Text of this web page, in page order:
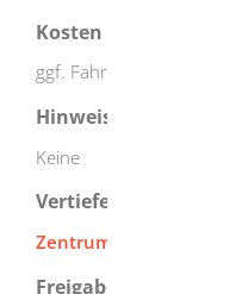
Kosten
ggf. Fahrkosten zur
Hinweise
Keine
Vertiefende
Zentrum für
Freigabevermerk